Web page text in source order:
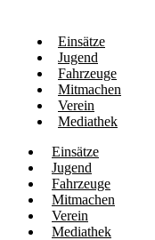
Einsätze
Jugend
Fahrzeuge
Mitmachen
Verein
Mediathek
Einsätze
Jugend
Fahrzeuge
Mitmachen
Verein
Mediathek